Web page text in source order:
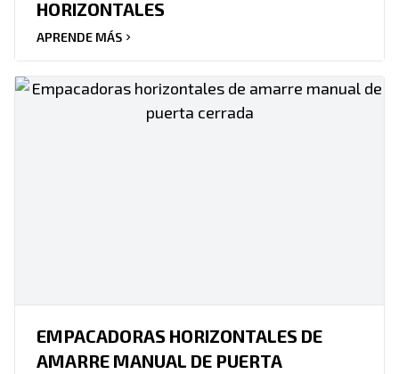
HORIZONTALES
APRENDE MÁS
EMPACADORAS HORIZONTALES DE
AMARRE MANUAL DE PUERTA